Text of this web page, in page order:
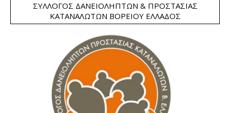
ΣΎΛΛΟΓΟΣ ΔΑΝΕΙΟΛΗΠΤΏΝ & ΠΡΟΣΤΑΣΊΑΣ
ΚΑΤΑΝΑΛΩΤΏΝ ΒΟΡΕΊΟΥ ΕΛΛΆΔΟΣ